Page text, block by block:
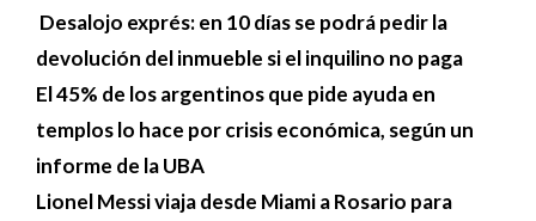
Desalojo exprés: en 10 días se podrá pedir la
devolución del inmueble si el inquilino no paga
El 45% de los argentinos que pide ayuda en
templos lo hace por crisis económica, según un
informe de la UBA
Lionel Messi viaja desde Miami a Rosario para